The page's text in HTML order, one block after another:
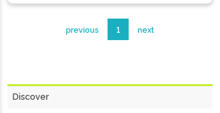
previous 1 next
Discover